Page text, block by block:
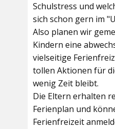
Schulstress und
sich schon gern im
Also planen wir
Kindern eine
vielseitige
tollen Aktionen für
wenig Zeit bleibt.
Die Eltern erhalten
Ferienplan und
Ferienfreizeit